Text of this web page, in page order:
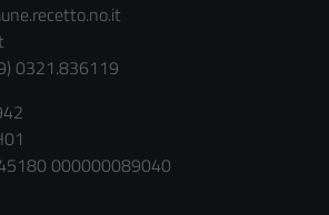
0321.836119
000000089040